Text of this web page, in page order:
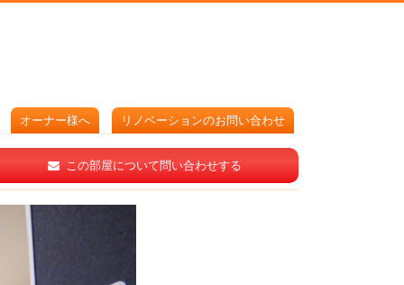
オーナー様へ リノベーションのお問い合わせ
この部屋について問い合わせする